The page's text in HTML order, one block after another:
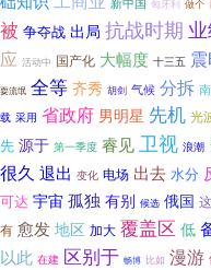
匈牙利 做个
被 争夺战 出局 抗战时期
应 活动中 国产化 大幅度 十三五
耍流氓 全等 齐秀 胡剑 气候 分拆
载 采用 省政府 男明星 先机 光
先 源于 第一季度 睿见卫视 浪潮
很久 退出 变化 电场 出去 水分
可达 宇宙 孤独 有别 候选 俄国
有 愈发 地区 加大 覆盖区 低
以此 在建 区别于 畅博 比如 漫游